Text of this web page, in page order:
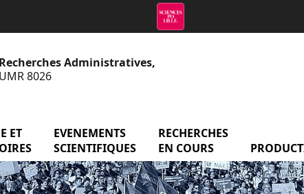
Administratives,
8026
ET
EVENEMENTS
SCIENTIFIQUES
menu Evenements
RECHERCHES
EN COURS